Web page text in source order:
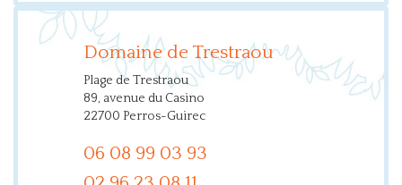
Domaine de Trestraou
Plage de Trestraou
89, avenue du Casino
22700 Perros-Guirec
06 08 99 03 93